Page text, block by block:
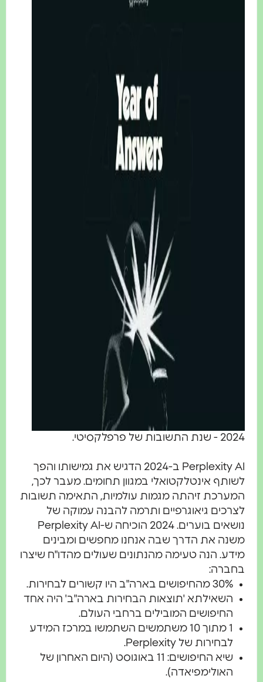
2024 - שנת התשובות של פרפלקסיטי.
Perplexity AI ב-2024 הדגיש את גמישותו והפך
לשותף אינטלקטואלי במגוון תחומים. מעבר לכך,
המערכת זיהתה מגמות עולמיות, התאימה תשובות
לצרכים גיאוגרפיים ותרמה להבנה עמוקה של
נושאים בוערים. 2024 הוכיחה ש-Perplexity AI
משנה את הדרך שבה אנחנו מחפשים ומבינים
מידע. הנה טעימה מהנתונים שעולים מהדו"ח שיצרו
בחברה:
30% מהחיפושים בארה"ב היו קשורים לבחירות.
השאילתא 'תוצאות הבחירות בארה"ב' היה אחד
החיפושים המובילים ברחבי העולם.
1 מתוך 10 משתמשים השתמשו במרכז המידע
לבחירות של Perplexity.
שיא החיפושים: 11 באוגוסט (היום האחרון של
האולימפיאדה).